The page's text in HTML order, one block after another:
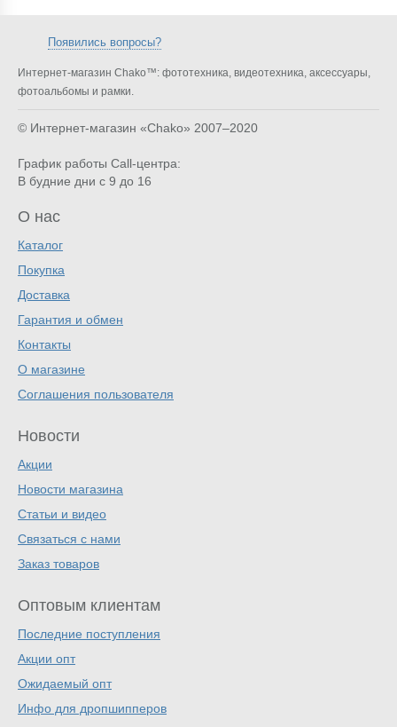
Появились вопросы?
Интернет-магазин Chako™: фототехника, видеотехника, аксессуары,
фотоальбомы и рамки.
© Интернет-магазин «Chako» 2007–2020
График работы Call-центра:
В будние дни с 9 до 16
О нас
Каталог
Покупка
Доставка
Гарантия и обмен
Контакты
О магазине
Соглашения пользователя
Новости
Акции
Новости магазина
Статьи и видео
Связаться с нами
Заказ товаров
Оптовым клиентам
Последние поступления
Акции опт
Ожидаемый опт
Инфо для дропшипперов